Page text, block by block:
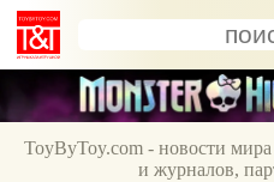
ToyByToy.com - новости
и журналов,